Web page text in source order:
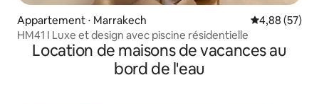
Appartement ⋅ Marrakech Évaluation
4,88 (57)
HM41 I Luxe et design avec piscine résidentielle
Location de maisons de vacances au
bord de l'eau